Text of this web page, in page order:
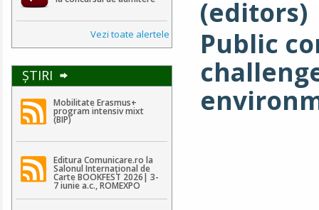
Vezi toate alertele
ŞTIRI
Mobilitate Erasmus+
program intensiv mixt
(BIP)
Editura Comunicare.ro la
Salonul Internațional de
Carte BOOKFEST 2026| 3-
7 iunie a.c., ROMEXPO
(editors)
Public